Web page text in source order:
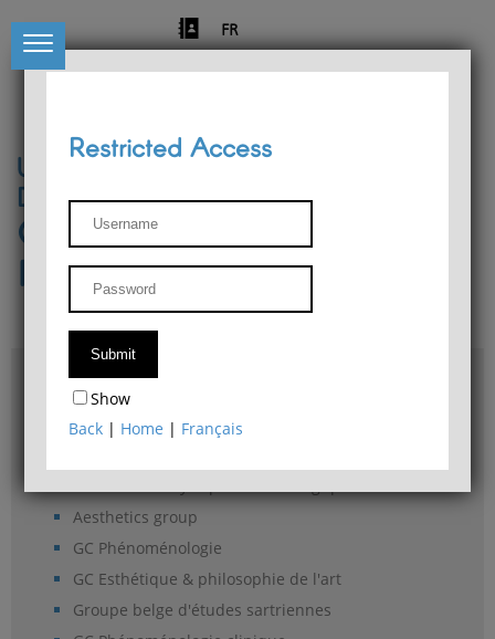
FR
University of Liège
Départment of Philosophy
Center for Phenomenological
Research
Access & maps
Philosophy Department Library
Aesthetics group
GC Phénoménologie
GC Esthétique & philosophie de l'art
Groupe belge d'études sartriennes
Restricted Access
Show
Back | Home | Français